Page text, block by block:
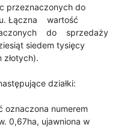
do
Łączna wartość
do sprzedaży
siedem tysięcy
działki:
oznaczona numerem
0,67ha, ujawniona w